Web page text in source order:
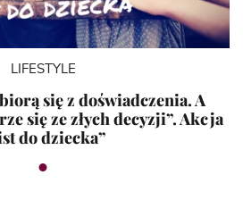
LIFESTYLE
się z doświadczenia. A
się ze złych decyzji”. Akcja
do dziecka”